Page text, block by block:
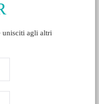
unisciti agli altri